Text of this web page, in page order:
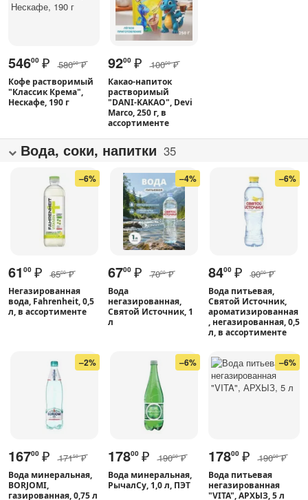
54600 ₽ 58000 ₽
Кофе растворимый
"Классик Крема",
Нескафе, 190 г
9200 ₽ 10000 ₽
Какао-напиток
растворимый
"DANI-KAKAO", Devi
Marco, 250 г, в
ассортименте
Вода, соки, напитки 35
–6%
61 00 ₽ 6500 ₽
Негазированная
вода, Fahrenheit, 0,5
л, в ассортименте
–4%
6700 ₽ 7000 ₽
Вода
негазированная,
Святой Источник, 1
л
–6%
8400 ₽ 9000 ₽
Вода питьевая,
Святой Источник,
ароматизированная
, негазированная, 0,5
л, в ассортименте
–2%
16700 ₽ 17150 ₽
Вода минеральная,
BORJOMI,
газированная, 0,75 л
–6%
17800 ₽ 19000 ₽
Вода минеральная,
РычалСу, 1,0 л, ПЭТ
–6%
17800 ₽ 19000 ₽
Вода питьевая
негазированная
"VITA", АРХЫЗ, 5 л